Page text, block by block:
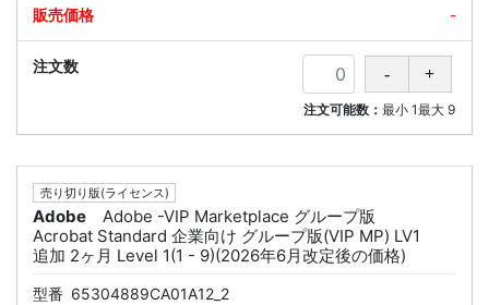
-
注文可能数：最小 1最大 9
売り切り版(ライセンス)
Adobe
Adobe -VIP Marketplace グループ版
Acrobat Standard 企業向け グループ版(VIP MP) LV1
追加 2ヶ月 Level 1(1 - 9)(2026年6月改定後の価格)
型番 65304889CA01A12_2